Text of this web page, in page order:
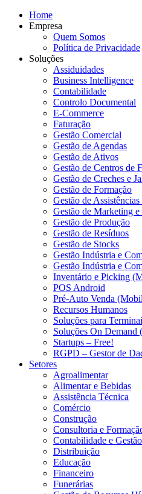
Home
Empresa
Quem Somos
Política de Privacidade
Soluções
Assiduidades
Business Intelligence
Contabilidade
Controlo Documental
E-Commerce
Faturação
Gestão Comercial
Gestão de Agendas
Gestão de Ativos
Gestão de Centros de
Gestão de Creches e
Gestão de Formação
Gestão de
Gestão de Marketing
Gestão de Produção
Gestão de Resíduos
Gestão de Stocks
Gestão Indústria e
Gestão Indústria e
Inventário e Picking
POS Android
Pré-Auto Venda
Recursos Humanos
Soluções para
Soluções On Demand
Startups – Free!
RGPD – Gestor de
Setores
Agroalimentar
Alimentar e Bebidas
Assistência Técnica
Comércio
Construção
Consultoria e
Contabilidade e Gestão
Distribuição
Educação
Financeiro
Funerárias